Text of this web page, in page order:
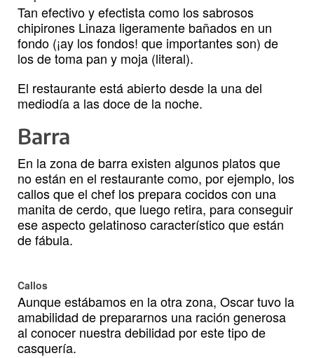
Tan efectivo y efectista como los sabrosos
chipirones Linaza ligeramente bañados en un
fondo (¡ay los fondos! que importantes son) de
los de toma pan y moja (literal).
El restaurante está abierto desde la una del
mediodía a las doce de la noche.
Barra
En la zona de barra existen algunos platos que
no están en el restaurante como, por ejemplo, los
callos que el chef los prepara cocidos con una
manita de cerdo, que luego retira, para conseguir
ese aspecto gelatinoso característico que están
de fábula.
Callos
Aunque estábamos en la otra zona, Oscar tuvo la
amabilidad de prepararnos una ración generosa
al conocer nuestra debilidad por este tipo de
casquería.